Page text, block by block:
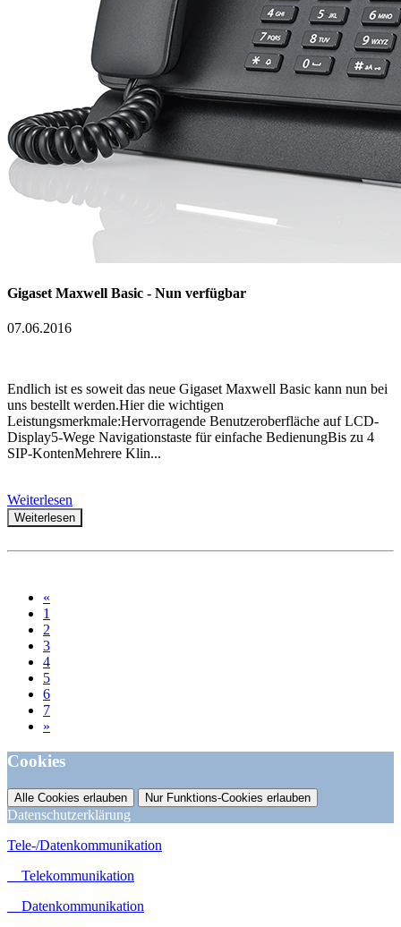
Gigaset Maxwell Basic - Nun verfügbar
07.06.2016
Endlich ist es soweit das neue Gigaset Maxwell Basic kann nun bei
uns bestellt werden.Hier die wichtigen
Leistungsmerkmale:Hervorragende Benutzeroberfläche auf LCD-
Display5-Wege Navigationstaste für einfache BedienungBis zu 4
SIP-KontenMehrere Klin...
Weiterlesen
Weiterlesen
«
1
2
3
4
5
6
7
»
Cookies
Alle Cookies erlauben Nur Funktions-Cookies erlauben
Datenschutzerklärung
Tele-/Datenkommunikation
Telekommunikation
Datenkommunikation